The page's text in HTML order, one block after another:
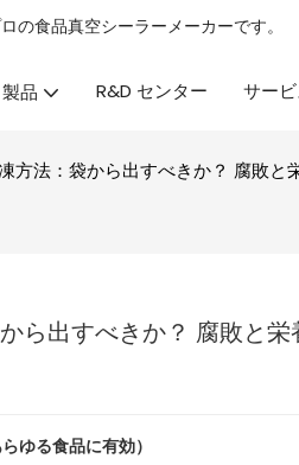
の食品真空シーラーメーカーです。
製品 R&D センター サー
方法：袋から出すべきか？ 腐敗と
ら出すべきか？ 腐敗と
ゆる食品に有効）